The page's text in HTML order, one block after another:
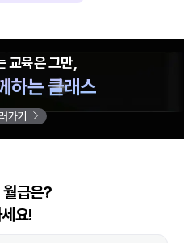
교육은 그만,
하는 클래스
가기
월급은?
요!